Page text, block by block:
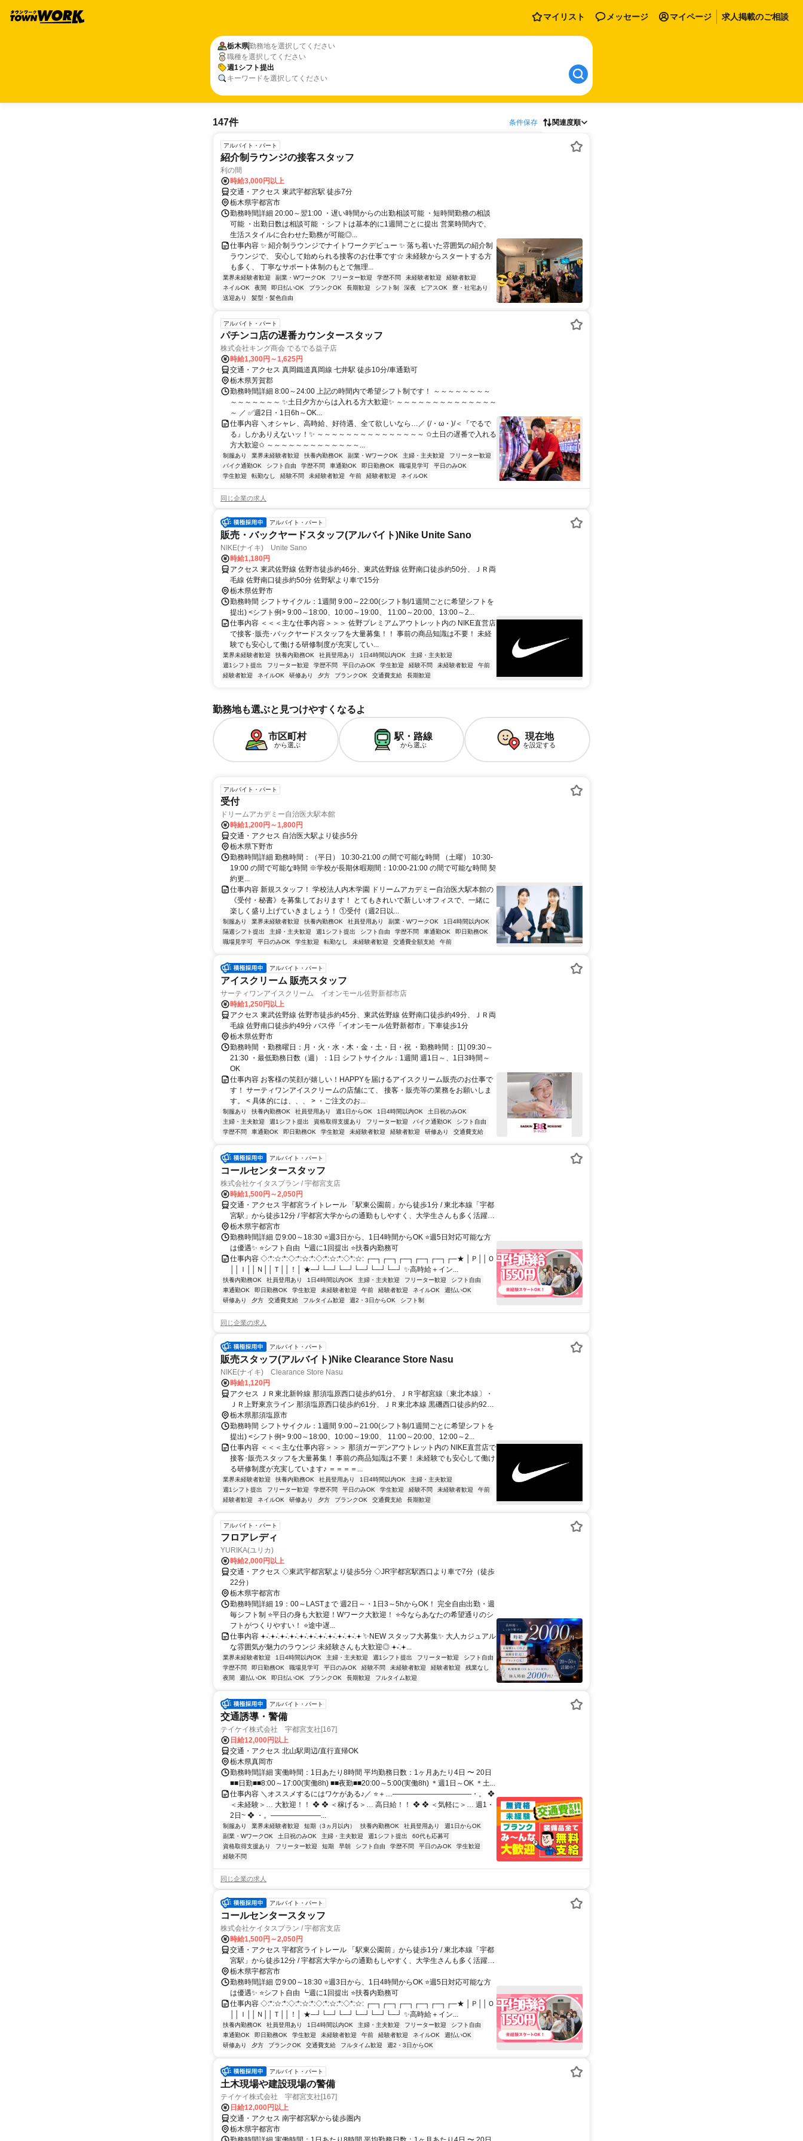
マイリスト メッセージ マイページ 求人掲載のご相談
栃木県勤務地を選択してください
職種を選択してください
週1シフト提出
キーワードを選択してください
147件 条件保存 関連度順
アルバイト・パート
紹介制ラウンジの接客スタッフ
利の間
時給3,000円以上
交通・アクセス 東武宇都宮駅 徒歩7分
栃木県宇都宮市
勤務時間詳細 20:00～翌1:00 ・遅い時間からの出勤相談可能 ・短時間勤務の相談
可能 ・出勤日数は相談可能 ・シフトは基本的に1週間ごとに提出 営業時間内で、
生活スタイルに合わせた勤務が可能◎...
仕事内容 ✨ 紹介制ラウンジでナイトワークデビュー ✨ 落ち着いた雰囲気の紹介制
ラウンジで、 安心して始められる接客のお仕事です☆ 未経験からスタートする方
も多く、 丁寧なサポート体制のもとで無理...
業界未経験者歓迎 副業・WワークOK フリーター歓迎 学歴不問 未経験者歓迎
経験者歓迎
ネイルOK
夜間 即日払いOK ブランクOK 長期歓迎 シフト制 深夜 ピアスOK
寮・社宅あり
送迎あり
髪型・髪色自由
アルバイト・パート
パチンコ店の遅番カウンタースタッフ
株式会社キング商会 でるでる益子店
時給1,300円～1,625円
交通・アクセス 真岡鐵道真岡線 七井駅 徒歩10分/車通勤可
栃木県芳賀郡
勤務時間詳細 8:00～24:00 上記の時間内で希望シフト制です！ ～～～～～～～～
～～～～～～～ ✨土日夕方からは入れる方大歓迎✨ ～～～～～～～～～～～～～～
～ ／ ✅週2日・1日6h～OK...
仕事内容 ＼オシャレ、高時給、好待遇、全て欲しいなら…／ (/・ω・)/＜『でるで
る』しかありえないッ！✨ ～～～～～～～～～～～～～～～ ✩土日の遅番で入れる
方大歓迎✩ ～～～～～～～～～～～～～...
制服あり 業界未経験者歓迎 扶養内勤務OK 副業・WワークOK 主婦・主夫歓迎
フリーター歓迎
バイク通勤OK
シフト自由 学歴不問 車通勤OK 即日勤務OK 職場見学可
平日のみOK
学生歓迎
転勤なし 経験不問 未経験者歓迎 午前 経験者歓迎 ネイルOK
同じ企業の求人
アルバイト・パート
販売・バックヤードスタッフ(アルバイト)Nike Unite Sano
NIKE(ナイキ) Unite Sano
時給1,180円
アクセス 東武佐野線 佐野市徒歩約46分、東武佐野線 佐野南口徒歩約50分、ＪＲ両
毛線 佐野南口徒歩約50分 佐野駅より車で15分
栃木県佐野市
勤務時間 シフトサイクル：1週間 9:00～22:00(シフト制/1週間ごとに希望シフトを
提出) <シフト例> 9:00～18:00、10:00～19:00、 11:00～20:00、13:00～2...
仕事内容 ＜＜＜主な仕事内容＞＞＞ 佐野プレミアムアウトレット内の NIKE直営店
で接客･販売･バックヤードスタッフを大量募集！！ 事前の商品知識は不要！ 未経
験でも安心して働ける研修制度が充実してい...
業界未経験者歓迎 扶養内勤務OK 社員登用あり 1日4時間以内OK
主婦・主夫歓迎
週1シフト提出
フリーター歓迎 学歴不問 平日のみOK 学生歓迎 経験不問 未経験者歓迎
午前
経験者歓迎
ネイルOK 研修あり 夕方 ブランクOK 交通費支給 長期歓迎
勤務地も選ぶと見つけやすくなるよ
市区町村
から選ぶ
駅・路線
から選ぶ
現在地
を設定する
アルバイト・パート
受付
ドリームアカデミー自治医大駅本館
時給1,200円～1,800円
交通・アクセス 自治医大駅より徒歩5分
栃木県下野市
勤務時間詳細 勤務時間：（平日） 10:30-21:00 の間で可能な時間 （土曜） 10:30-
19:00 の間で可能な時間 ※学校が長期休暇期間：10:00-21:00 の間で可能な時間 契
約更...
仕事内容 新規スタッフ！ 学校法人内木学園 ドリームアカデミー自治医大駅本館の
《受付・秘書》を募集しております！ とてもきれいで新しいオフィスで、一緒に
楽しく盛り上げていきましょう！ ①受付（週2日以...
制服あり 業界未経験者歓迎 扶養内勤務OK 社員登用あり 副業・WワークOK
1日4時間以内OK
隔週シフト提出
主婦・主夫歓迎 週1シフト提出 シフト自由 学歴不問 車通勤OK
即日勤務OK
職場見学可
平日のみOK 学生歓迎 転勤なし 未経験者歓迎 交通費全額支給 午前
アルバイト・パート
アイスクリーム 販売スタッフ
サーティワンアイスクリーム イオンモール佐野新都市店
時給1,250円以上
アクセス 東武佐野線 佐野市徒歩約45分、東武佐野線 佐野南口徒歩約49分、ＪＲ両
毛線 佐野南口徒歩約49分 バス停「イオンモール佐野新都市」下車徒歩1分
栃木県佐野市
勤務時間 ・勤務曜日：月・火・水・木・金・土・日・祝 ・勤務時間： [1] 09:30～
21:30 ・最低勤務日数（週）：1日 シフトサイクル：1週間 週1日～、1日3時間～
OK
仕事内容 お客様の笑顔が嬉しい！HAPPYを届けるアイスクリーム販売のお仕事で
す！ サーティワンアイスクリームの店舗にて、 接客・販売等の業務をお願いしま
す。 < 具体的には、、、 > ・ご注文のお...
制服あり 扶養内勤務OK 社員登用あり 週1日からOK 1日4時間以内OK
土日祝のみOK
主婦・主夫歓迎
週1シフト提出 資格取得支援あり フリーター歓迎 バイク通勤OK
シフト自由
学歴不問
車通勤OK 即日勤務OK 学生歓迎 未経験者歓迎 経験者歓迎 研修あり 交通費支給
アルバイト・パート
コールセンタースタッフ
株式会社ケイタスプラン / 宇都宮支店
時給1,500円～2,050円
交通・アクセス 宇都宮ライトレール 「駅東公園前」から徒歩1分 / 東北本線「宇都
宮駅」から徒歩12分 / 宇都宮大学からの通勤もしやすく、大学生さんも多く活躍中
です。「東武宇都宮駅」から車23分 ※交通費として1日500円支給※ ★車通勤
OK！
栃木県宇都宮市
勤務時間詳細 ⏰9:00～18:30 ⭐週3日から、1日4時間からOK ⭐週5日対応可能な方
は優遇✨ ⭐シフト自由 ┗週に1回提出 ⭐扶養内勤務可
仕事内容 ◇:*:☆:*:◇:*:☆:*:◇:*:☆:*:◇*:☆: ┌─┐┌─┐┌─┐┌─┐┌─┐┌─★ │Ｐ││Ｏ
││Ｉ││Ｎ││Ｔ││！│ ★─┘└─┘└─┘└─┘└─┘└─┘ ✨高時給＋イン...
扶養内勤務OK 社員登用あり 1日4時間以内OK 主婦・主夫歓迎 フリーター歓迎
シフト自由
車通勤OK
即日勤務OK 学生歓迎 未経験者歓迎 午前 経験者歓迎 ネイルOK
週払いOK
研修あり
夕方 交通費支給 フルタイム歓迎 週2・3日からOK シフト制
同じ企業の求人
アルバイト・パート
販売スタッフ(アルバイト)Nike Clearance Store Nasu
NIKE(ナイキ) Clearance Store Nasu
時給1,120円
アクセス ＪＲ東北新幹線 那須塩原西口徒歩約61分、ＪＲ宇都宮線〔東北本線〕・
ＪＲ上野東京ライン 那須塩原西口徒歩約61分、ＪＲ東北本線 黒磯西口徒歩約92分
那須塩原駅より車で11分
栃木県那須塩原市
勤務時間 シフトサイクル：1週間 9:00～21:00(シフト制/1週間ごとに希望シフトを
提出) <シフト例> 9:00～18:00、10:00～19:00、 11:00～20:00、12:00～2...
仕事内容 ＜＜＜主な仕事内容＞＞＞ 那須ガーデンアウトレット内の NIKE直営店で
接客･販売スタッフを大量募集！ 事前の商品知識は不要！ 未経験でも安心して働け
る研修制度が充実しています♪ ＝＝＝＝...
業界未経験者歓迎 扶養内勤務OK 社員登用あり 1日4時間以内OK
主婦・主夫歓迎
週1シフト提出
フリーター歓迎 学歴不問 平日のみOK 学生歓迎 経験不問 未経験者歓迎
午前
経験者歓迎
ネイルOK 研修あり 夕方 ブランクOK 交通費支給 長期歓迎
アルバイト・パート
フロアレディ
YURIKA(ユリカ)
時給2,000円以上
交通・アクセス ◇東武宇都宮駅より徒歩5分 ◇JR宇都宮駅西口より車で7分（徒歩
22分）
栃木県宇都宮市
勤務時間詳細 19：00～LASTまで 週2日～・1日3～5hからOK！ 完全自由出勤・週
毎シフト制 ⭐平日の身も大歓迎！Wワーク大歓迎！ ⭐今ならあなたの希望通りのシ
フトがつくりやすい！ ⭐途中遅...
仕事内容 𖥔݁˖.𖥔݁˖.𖥔݁˖.𖥔݁˖.𖥔݁˖.𖥔݁˖.𖥔݁˖.𖥔݁˖.𖥔݁˖.𖥔݁˖.𖥔݁ ✨NEW スタッフ大募集✨ 大人カジュアル
な雰囲気が魅力のラウンジ 未経験さんも大歓迎◎ 𖥔݁˖.𖥔...
業界未経験者歓迎 1日4時間以内OK 主婦・主夫歓迎 週1シフト提出 フリーター歓迎
シフト自由
学歴不問
即日勤務OK 職場見学可 平日のみOK 経験不問 未経験者歓迎 経験者歓迎
残業なし
夜間
週払いOK 即日払いOK ブランクOK 長期歓迎 フルタイム歓迎
アルバイト・パート
交通誘導・警備
テイケイ株式会社 宇都宮支社[167]
日給12,000円以上
交通・アクセス 北山駅周辺/直行直帰OK
栃木県真岡市
勤務時間詳細 実働時間：1日あたり8時間 平均勤務日数：1ヶ月あたり4日 〜 20日
■■日勤■■8:00～17:00(実働8h) ■■夜勤■■20:00～5:00(実働8h) ＊週1日～OK ＊土...
仕事内容 ＼オススメするにはワケがある♪／ ⭐＋…―――――――――――・。 ❖
＜未経験＞… 大歓迎！！ ❖ ❖ ＜稼げる＞… 高日給！！ ❖ ❖ ＜気軽に＞… 週1・
2日~ ❖ ・。―――――――...
制服あり 業界未経験者歓迎 短期（3ヵ月以内） 扶養内勤務OK 社員登用あり
週1日からOK
副業・WワークOK
土日祝のみOK 主婦・主夫歓迎 週1シフト提出
60代も応募可
資格取得支援あり
フリーター歓迎 短期 早朝 シフト自由 学歴不問 平日のみOK
学生歓迎
経験不問
同じ企業の求人
アルバイト・パート
コールセンタースタッフ
株式会社ケイタスプラン / 宇都宮支店
時給1,500円～2,050円
交通・アクセス 宇都宮ライトレール 「駅東公園前」から徒歩1分 / 東北本線「宇都
宮駅」から徒歩12分 / 宇都宮大学からの通勤もしやすく、大学生さんも多く活躍中
です。「東武宇都宮駅」から車23分 ※交通費として1日500円支給※ ★車通勤
OK！
栃木県宇都宮市
勤務時間詳細 ⏰9:00～18:30 ⭐週3日から、1日4時間からOK ⭐週5日対応可能な方
は優遇✨ ⭐シフト自由 ┗週に1回提出 ⭐扶養内勤務可
仕事内容 ◇:*:☆:*:◇:*:☆:*:◇:*:☆:*:◇*:☆: ┌─┐┌─┐┌─┐┌─┐┌─┐┌─★ │Ｐ││Ｏ
││Ｉ││Ｎ││Ｔ││！│ ★─┘└─┘└─┘└─┘└─┘└─┘ ✨高時給＋イン...
扶養内勤務OK 社員登用あり 1日4時間以内OK 主婦・主夫歓迎 フリーター歓迎
シフト自由
車通勤OK
即日勤務OK 学生歓迎 未経験者歓迎 午前 経験者歓迎 ネイルOK
週払いOK
研修あり
夕方 ブランクOK 交通費支給 フルタイム歓迎 週2・3日からOK
アルバイト・パート
土木現場や建設現場の警備
テイケイ株式会社 宇都宮支社[167]
日給12,000円以上
交通・アクセス 南宇都宮駅から徒歩圏内
栃木県宇都宮市